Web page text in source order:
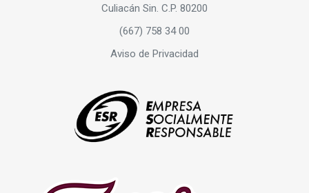
Culiacán Sin. C.P. 80200
(667) 758 34 00
Aviso de Privacidad